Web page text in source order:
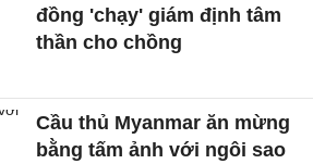
đồng 'chạy' giám định tâm
thần cho chồng
Cầu thủ Myanmar ăn mừng
bằng tấm ảnh với ngôi sao